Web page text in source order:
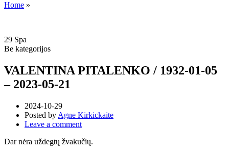
Home »
29 Spa
Be kategorijos
VALENTINA PITALENKO / 1932-01-05
– 2023-05-21
2024-10-29
Posted by Agne Kirkickaite
Leave a comment
Dar nėra uždegtų žvakučių.